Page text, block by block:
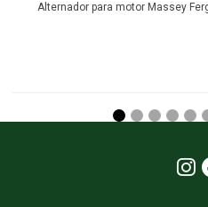
Alternador para motor Massey